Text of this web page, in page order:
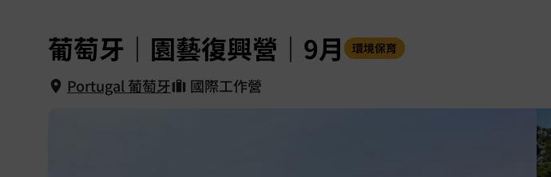
葡萄牙｜園藝復興營｜9月 環境保育
Portugal 葡萄牙 國際工作營